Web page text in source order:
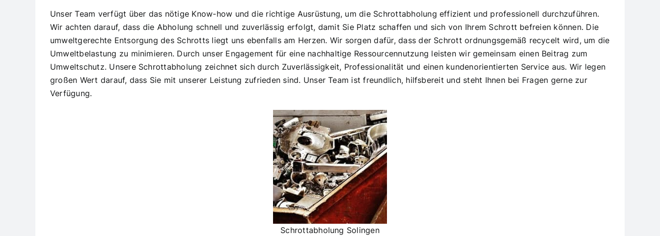
Unser Team verfügt über das nötige Know-how und die richtige Ausrüstung, um die Schrottabholung effizient und professionell durchzuführen.
Wir achten darauf, dass die Abholung schnell und zuverlässig erfolgt, damit Sie Platz schaffen und sich von Ihrem Schrott befreien können. Die
umweltgerechte Entsorgung des Schrotts liegt uns ebenfalls am Herzen. Wir sorgen dafür, dass der Schrott ordnungsgemäß recycelt wird, um die
Umweltbelastung zu minimieren. Durch unser Engagement für eine nachhaltige Ressourcennutzung leisten wir gemeinsam einen Beitrag zum
Umweltschutz. Unsere Schrottabholung zeichnet sich durch Zuverlässigkeit, Professionalität und einen kundenorientierten Service aus. Wir legen
großen Wert darauf, dass Sie mit unserer Leistung zufrieden sind. Unser Team ist freundlich, hilfsbereit und steht Ihnen bei Fragen gerne zur
Verfügung.
Schrottabholung Solingen